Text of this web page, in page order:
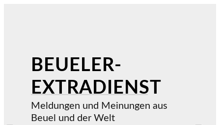
BEUELER-
EXTRADIENST
Meldungen und Meinungen aus
Beuel und der Welt